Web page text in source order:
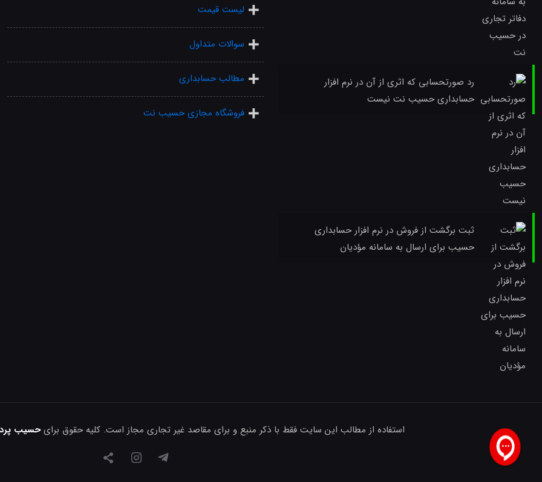
رد صورتحسابی که اثری از آن در نرم افزار
حسابداری حسیب نت نیست
ثبت برگشت از فروش در نرم افزار حسابداری
حسیب برای ارسال به سامانه مؤدیان
لیست قیمت
سوالات متداول
مطالب حسابداری
فروشگاه مجازی حسیب نت
استفاده از مطالب این سایت فقط با ذکر منبع و برای مقاصد غیر تجاری مجاز است. کلیه حقوق برایحسیب